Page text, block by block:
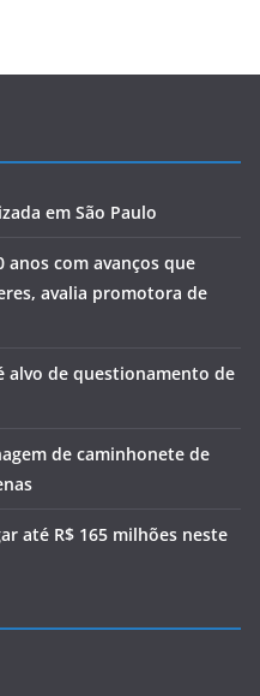
em São Paulo
anos com avanços que
avalia promotora de
alvo de questionamento de
de caminhonete de
até R$ 165 milhões neste